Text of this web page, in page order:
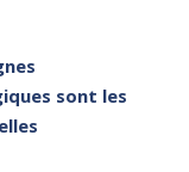
sont les